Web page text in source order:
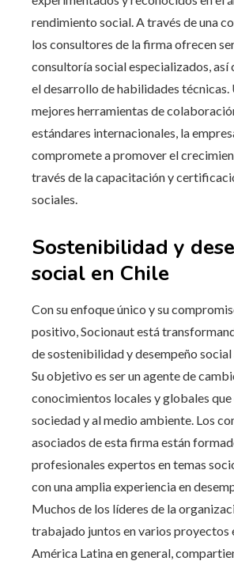
rendimiento social. A través de una
los consultores de la firma ofrecen
consultoría social especializados, así
el desarrollo de habilidades técnicas.
mejores herramientas de
estándares internacionales, la
compromete a promover el
través de la capacitación y
sociales.
Sostenibilidad y
social en Chile
Con su enfoque único y su
positivo, Socionaut está
de sostenibilidad y desempeño social
Su objetivo es ser un agente de
conocimientos locales y globales
sociedad y al medio ambiente. Los
asociados de esta firma están
profesionales expertos en temas
con una amplia experiencia en
Muchos de los líderes de la
trabajado juntos en varios proyectos
América Latina en general,